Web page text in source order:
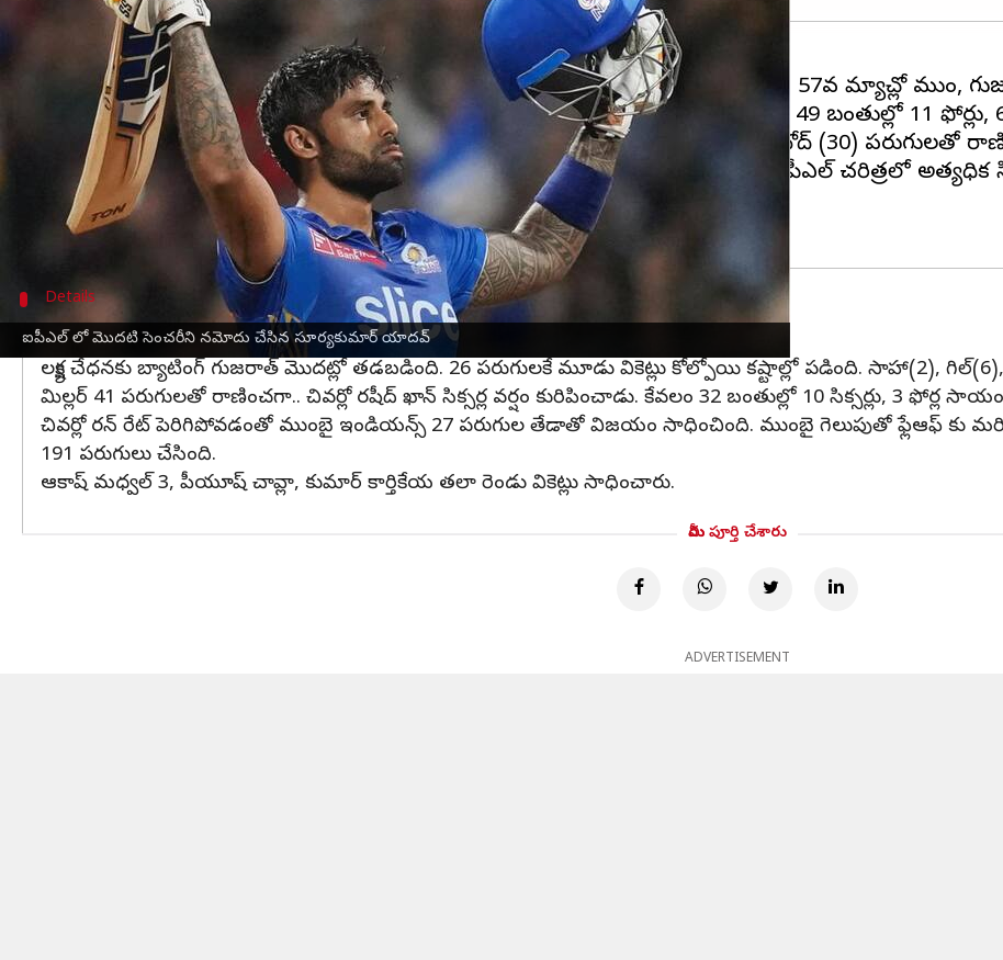
ఐపీఎల్ లో మొదటి సెంచరీని నమోదు చేసిన సూర్యకుమార్ యాదవ్
ఈ వార్తాకథనం ఏంటి
ముంబై బ్యాటర్ సూర్యకుమార్ యాదవ్ వాంఖడే స్టేడియంలో పరుగుల సునామీని సృష్టించాడు. 57వ మ్యాచ్లో ముంబై,
ఈ మ్యాచులో మొదట బ్యాటింగ్ చేసిన ముంబై భారీ స్కోరును చేసింది.సూర్యకుమార్ యాదవ్
49 బంతుల్లో 11
దీంతో ముంబై 218 పరుగులు చేసింది. తర్వాత ఇషాన్ కిషాన్ (31), రోహిత్ శర్మ (29) విష్ణు వినోద్ (30) పరుగులతో
చివరి బంతికి సిక్సర్ బాదిన సూర్యకుమార్ తన ఐపీఎల్ కెరీర్లో తొలి శతకాన్ని సాధించాడు. ఐపీఎల్‌ చరిత్రలో అత్యధిక
ఎగబాకాడు.
Details
27 పరుగుల తేడాతో ముంబై విజయం
లక్ష్య చేధనకు బ్యాటింగ్ గుజరాత్ మొదట్లో తడబడింది. 26 పరుగులకే మూడు వికెట్లు కోల్పోయి కష్టాల్లో పడింది. సాహా(2),
మిల్లర్ 41 పరుగులతో రాణించగా.. చివర్లో రషీద్ ఖాన్ సిక్సర్ల వర్షం కురిపించాడు. కేవలం 32 బంతుల్లో 10 సిక్సర్లు, 3 ఫోర్ల
చివర్లో రన్ రేట్ పెరిగిపోవడంతో ముంబై ఇండియన్స్ 27 పరుగుల తేడాతో విజయం సాధించింది. ముంబై గెలుపుతో ఫ్లేఆఫ్ కు
191 పరుగులు చేసింది.
ఆకాష్ మధ్వల్ 3, పీయూష్ చావ్లా, కుమార్ కార్తికేయ తలా రెండు వికెట్లు సాధించారు.
మీరు పూర్తి చేశారు
ADVERTISEMENT